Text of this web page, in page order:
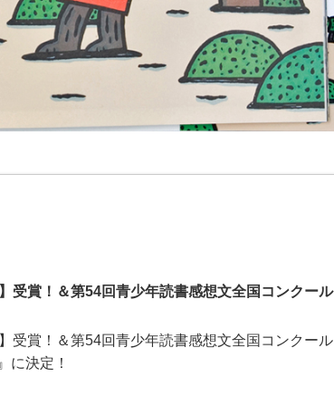
受賞！＆第54回青少年読書感想文全国コンクール
受賞！＆第54回青少年読書感想文全国コンクール
に決定！